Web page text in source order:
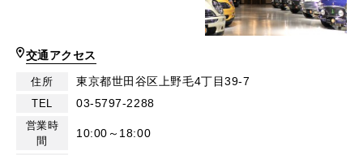
交通アクセス
住所 東京都世田谷区上野毛4丁目39-7
TEL 03-5797-2288
営業時
間
10:00～18:00